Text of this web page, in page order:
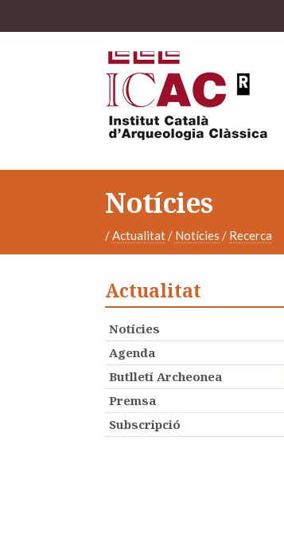
Notícies
/Actualitat/ Notícies / Recerca
Actualitat
Notícies
Agenda
Butlletí Archeonea
Premsa
Subscripció